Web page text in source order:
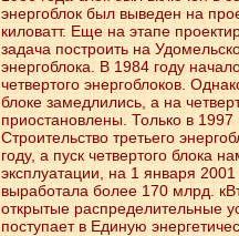
энергоблок был выведен на
киловатт. Еще на этапе
задача построить на
энергоблока. В 1984 году
четвертого энергоблоков.
блоке замедлились, а на
приостановлены. Только в
Строительство третьего
году, а пуск четвертого блока
эксплуатации, на 1 января 2001
выработала более 170 млрд.
открытые распределительные
поступает в Единую